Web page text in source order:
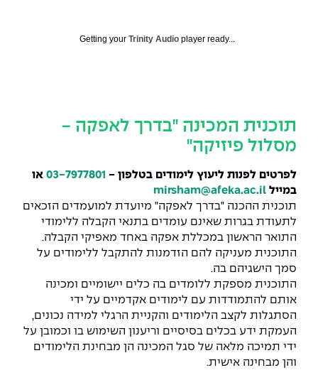
Getting your Trinity Audio player ready...
תוכנית המכינה "בדרך לאפקה -
מסלול פיזיקה"
לפרטים לפנות ליעוץ לימודים בטלפון - 03-7977801 או
במייל mirsham@afeka.ac.il
תוכנית ההכנה "בדרך לאפקה" מיועדת למועמדים הזכאים
לתעודת בגרות שאינם עומדים בתנאי הקבלה ללימודי
התואר הראשון במכללת אפקה באחד מאפיקי הקבלה.
התוכנית מעניקה להם הזדמנות להתקבל ללימודים על
סמך הישגיהם בה.
התוכנית מספקת ללומדים בה כלים יישומיים ומכינה
אותם להתמודדות עם לימודים אקדמיים על ידי
הסתגלות לקצב הלימודים והקניית הרגלי למידה נכונים,
העמקת ידע בכלים בסיסיים וריענון השימוש בו וכמובן על
ידי תמיכה מלאה של סגל המכינה הן מבחינת הלימודים
והן מבחינה אישית.
הצהרת נגישות
לעבוד באפקה
לוח שנה אקדמי
צור קשר
חדשות אפקה
כתבות
מדברים הנדסה (פודקאסט)
הנדסת אנרגיה והספק
הנדסה וניהול
הנדסת מערכות
הנדסה רפואית
מערכות תבוניות AI
יחידות לימוד אקדמיות
היחידה למתמטיקה
מעבדות
ספרייה
אגודת הסטודנטים
מעטפת תמיכה למשרתות ולמשרתים
מעטפת חוסן
אופק – מרכזים לפיתוח מיומנויות
מועדוני סטודנטים
מידע למועמד תואר שני
הרשמה און ליין
שאלות ותשובות
מלגות ע״ב נתוני קבלה
תנאי קבלה - הנדסה
למה לעשות תואר שני באפקה?
מעטפת תמיכה וחוסן למשרתות
ולמשרתי המילואים – תשפ״ו
קול קורא להצטרף למעבדת המוחות
המרכז להנדסת חומרים ותהליכים
מרכז ICSGen.AI
כנסים
Skills & Tech
כנסי פיתוח הון אנושי לאומי בהנדסה
כנס עיבוד דיבור
מדד הכישורים